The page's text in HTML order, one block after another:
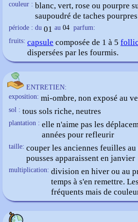
couleur : blanc, vert, rose ou pourpre
saupoudré de taches
période : du 01 au 04 parfum:
fruits: capsule composée de 1 à 5
dispersées par les fourmis.
ENTRETIEN:
exposition: mi-ombre, non exposé au
sol : tous sols riche, neutres
plantation : elle n'aime pas les
années pour refleurir
taille: couper les anciennes feuilles
pousses apparaissent en janvier
multiplication: division en hiver ou au
temps à s'en remettre.
fréquents mais de